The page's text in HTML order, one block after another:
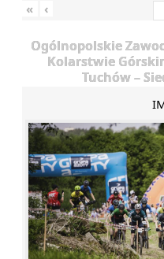
« ‹
Ogólnopolskie
Kolarstwie
Tuchów –